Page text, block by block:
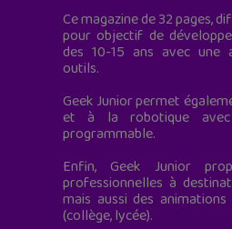
Ce magazine de 32 pages,
pour objectif de
des 10-15 ans avec une
outils.
Geek Junior permet
et à la robotique
programmable.
Enfin, Geek Junior
professionnelles à
mais aussi des
(collège, lycée).